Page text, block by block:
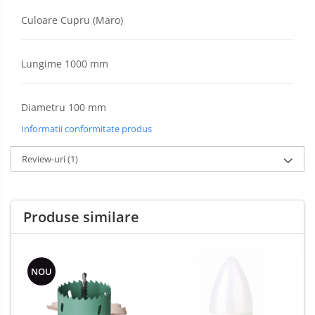
Culoare Cupru (Maro)
Lungime 1000 mm
Diametru 100 mm
Informatii conformitate produs
Review-uri(1)
Produse similare
NOU